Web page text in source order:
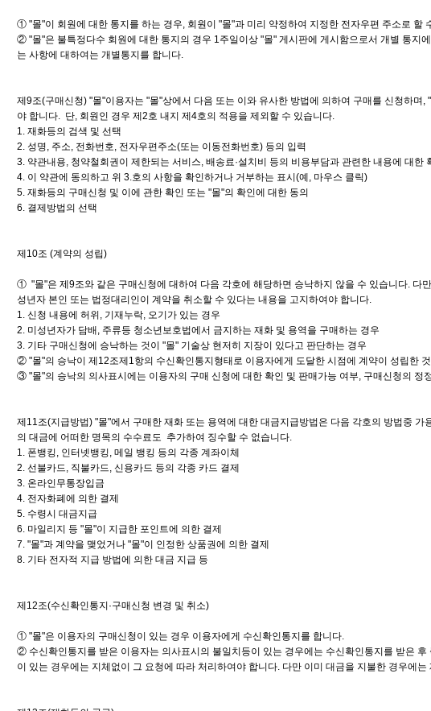
① "몰"이 회원에 대한 통지를 하는 경우, 회원이 "몰"과 미리 약정하여 지정한 전자우편 주소로 할
② "몰"은 불특정다수 회원에 대한 통지의 경우 1주일이상 "몰" 게시판에 게시함으로서 개별 통지
는 사항에 대하여는 개별통지를 합니다.
제9조(구매신청) "몰"이용자는 "몰"상에서 다음 또는 이와 유사한 방법에 의하여 구매를 신청하
야 합니다. 단, 회원인 경우 제2호 내지 제4호의 적용을 제외할 수 있습니다.
1. 재화등의 검색 및 선택
2. 성명, 주소, 전화번호, 전자우편주소(또는 이동전화번호) 등의 입력
3. 약관내용, 청약철회권이 제한되는 서비스, 배송료·설치비 등의 비용부담과 관련한 내용에 대한
4. 이 약관에 동의하고 위 3.호의 사항을 확인하거나 거부하는 표시(예, 마우스 클릭)
5. 재화등의 구매신청 및 이에 관한 확인 또는 "몰"의 확인에 대한 동의
6. 결제방법의 선택
제10조 (계약의 성립)
① "몰"은 제9조와 같은 구매신청에 대하여 다음 각호에 해당하면 승낙하지 않을 수 있습니다. 다
성년자 본인 또는 법정대리인이 계약을 취소할 수 있다는 내용을 고지하여야 합니다.
1. 신청 내용에 허위, 기재누락, 오기가 있는 경우
2. 미성년자가 담배, 주류등 청소년보호법에서 금지하는 재화 및 용역을 구매하는 경우
3. 기타 구매신청에 승낙하는 것이 "몰" 기술상 현저히 지장이 있다고 판단하는 경우
② "몰"의 승낙이 제12조제1항의 수신확인통지형태로 이용자에게 도달한 시점에 계약이 성립한
③ "몰"의 승낙의 의사표시에는 이용자의 구매 신청에 대한 확인 및 판매가능 여부, 구매신청의 정
제11조(지급방법) "몰"에서 구매한 재화 또는 용역에 대한 대금지급방법은 다음 각호의 방법중
의 대금에 어떠한 명목의 수수료도 추가하여 징수할 수 없습니다.
1. 폰뱅킹, 인터넷뱅킹, 메일 뱅킹 등의 각종 계좌이체
2. 선불카드, 직불카드, 신용카드 등의 각종 카드 결제
3. 온라인무통장입금
4. 전자화폐에 의한 결제
5. 수령시 대금지급
6. 마일리지 등 "몰"이 지급한 포인트에 의한 결제
7. "몰"과 계약을 맺었거나 "몰"이 인정한 상품권에 의한 결제
8. 기타 전자적 지급 방법에 의한 대금 지급 등
제12조(수신확인통지·구매신청 변경 및 취소)
① "몰"은 이용자의 구매신청이 있는 경우 이용자에게 수신확인통지를 합니다.
② 수신확인통지를 받은 이용자는 의사표시의 불일치등이 있는 경우에는 수신확인통지를 받은
이 있는 경우에는 지체없이 그 요청에 따라 처리하여야 합니다. 다만 이미 대금을 지불한 경우에